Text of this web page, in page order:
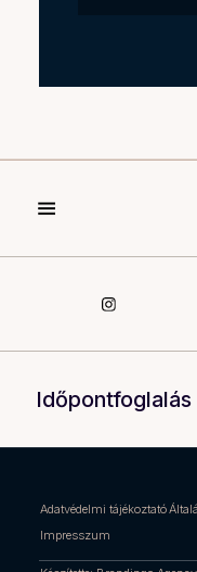
Időpontfoglalás
Adatvédelmi tájékoztató
Impresszum